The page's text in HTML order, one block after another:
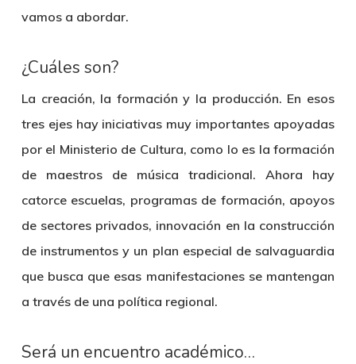
vamos a abordar.
¿Cuáles son?
La creación, la formación y la producción. En esos
tres ejes hay iniciativas muy importantes apoyadas
por el Ministerio de Cultura, como lo es la formación
de maestros de música tradicional. Ahora hay
catorce escuelas, programas de formación, apoyos
de sectores privados, innovación en la construcción
de instrumentos y un plan especial de salvaguardia
que busca que esas manifestaciones se mantengan
a través de una política regional.
Será un encuentro académico…